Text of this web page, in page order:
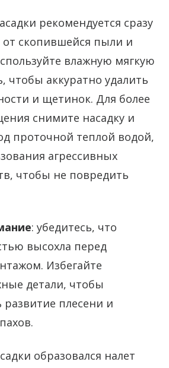
рекомендуется сразу
от скопившейся пыли и
влажную мягкую
чтобы аккуратно удалить
и щетинок. Для более
снимите насадку и
проточной теплой водой,
агрессивных
чтобы не повредить
: убедитесь, что
высохла перед
Избегайте
детали, чтобы
развитие плесени и
образовался налет